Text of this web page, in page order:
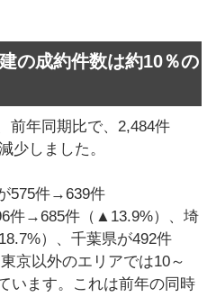
の成約件数は約10％の
前年同期比で、2,484件
少しました。
575件→639件
件→685件（▲13.9%）、埼
）、千葉県が492件
京以外のエリアでは10～
います。これは前年の同時